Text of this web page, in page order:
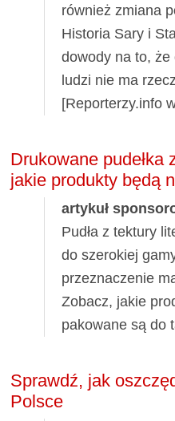
również zmiana
Historia Sary i
dowody na to,
ludzi nie ma
[Reporterzy.info
Drukowane pudełka
jakie produkty będą
artykuł
Pudła z tektury
do szerokiej
przeznaczenie
Zobacz, jakie
pakowane są do
Sprawdź, jak
Polsce